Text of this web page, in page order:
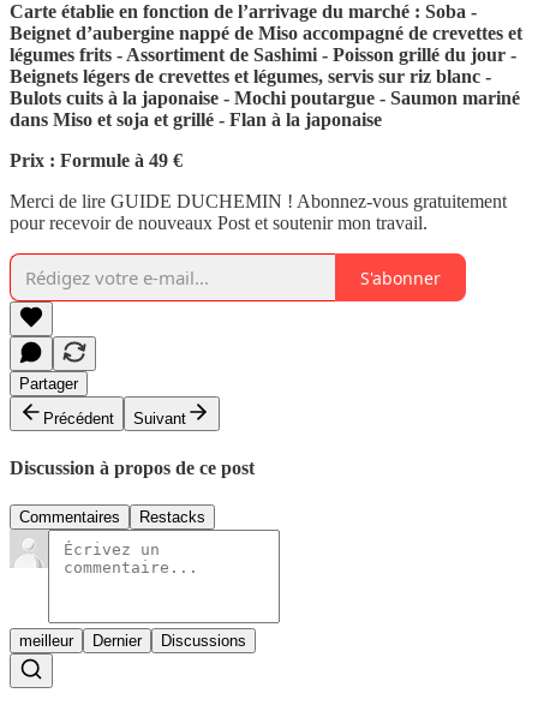
Carte établie en fonction de l’arrivage du marché : Soba -
Beignet d’aubergine nappé de Miso accompagné de crevettes et
légumes frits - Assortiment de Sashimi - Poisson grillé du jour -
Beignets légers de crevettes et légumes, servis sur riz blanc -
Bulots cuits à la japonaise - Mochi poutargue - Saumon mariné
dans Miso et soja et grillé - Flan à la japonaise
Prix : Formule à 49 €
Merci de lire GUIDE DUCHEMIN ! Abonnez-vous gratuitement
pour recevoir de nouveaux Post et soutenir mon travail.
S'abonner
Partager
Précédent
Suivant
Discussion à propos de ce post
Commentaires Restacks
meilleur Dernier Discussions